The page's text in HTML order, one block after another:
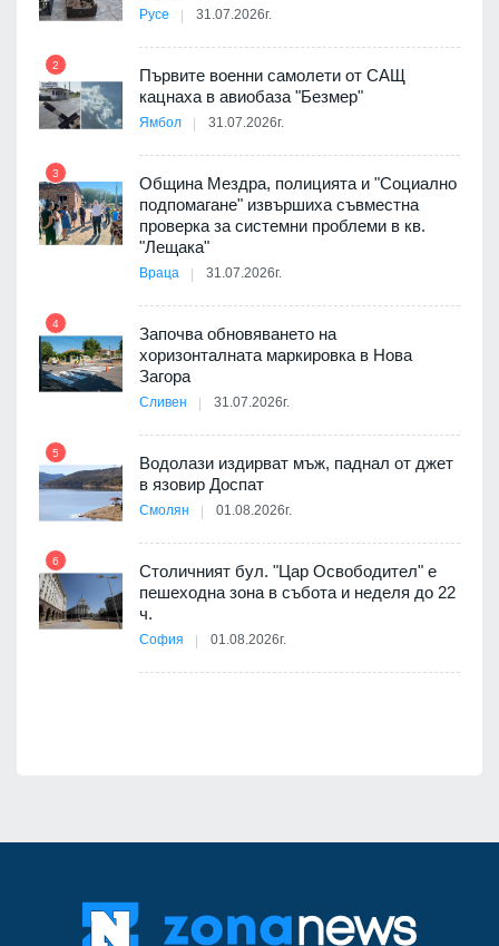
Русе 31.07.2026г.
2
Първите военни самолети от САЩ
кацнаха в авиобаза "Безмер"
Ямбол 31.07.2026г.
3
Община Мездра, полицията и "Социално
подпомагане" извършиха съвместна
проверка за системни проблеми в кв.
"Лещака"
Враца 31.07.2026г.
4
Започва обновяването на
хоризонталната маркировка в Нова
Загора
Сливен 31.07.2026г.
5
Водолази издирват мъж, паднал от джет
в язовир Доспат
Смолян 01.08.2026г.
6
Столичният бул. "Цар Освободител" е
пешеходна зона в събота и неделя до 22
ч.
София 01.08.2026г.